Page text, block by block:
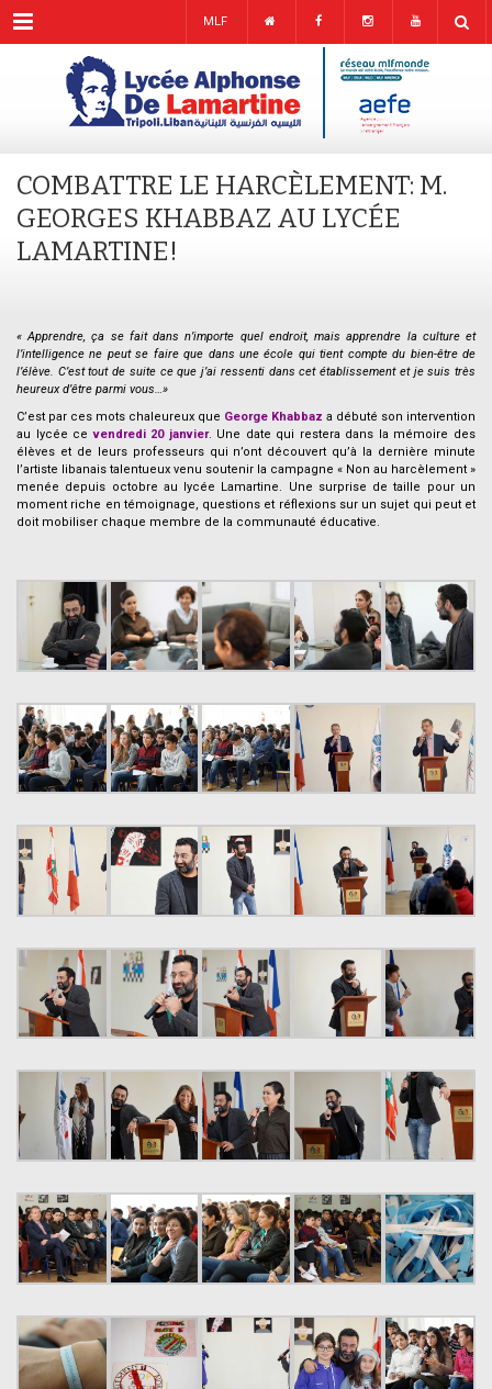
Menu MLF
COMBATTRE LE HARCÈLEMENT: M.
GEORGES KHABBAZ AU LYCÉE
LAMARTINE!
« Apprendre, ça se fait dans n’importe quel endroit, mais apprendre la culture et
l’intelligence ne peut se faire que dans une école qui tient compte du bien-être de
l’élève. C’est tout de suite ce que j’ai ressenti dans cet établissement et je suis très
heureux d’être parmi vous…»
C’est par ces mots chaleureux que George Khabbaz a débuté son intervention
au lycée cevendredi 20 janvier. Une date qui restera dans la mémoire des
élèves et de leurs professeurs qui n’ont découvert qu’à la dernière minute
l’artiste libanais talentueux venu soutenir la campagne « Non au harcèlement »
menée depuis octobre au lycée Lamartine. Une surprise de taille pour un
moment riche en témoignage, questions et réflexions sur un sujet qui peut et
doit mobiliser chaque membre de la communauté éducative.